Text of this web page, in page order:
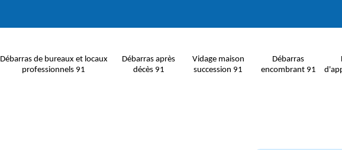
Débarras de bureaux et locaux
professionnels 91
Débarras après
décès 91
Vidage maison
succession 91
Débarras
encombrant 91